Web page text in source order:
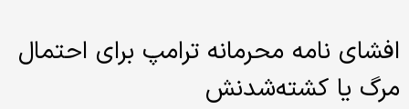
افشای نامه‌ محرمانه ترامپ برای احتمال
مرگ یا کشته‌شدنش